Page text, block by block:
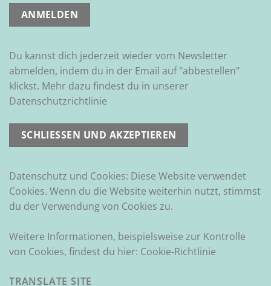
Du kannst dich jederzeit wieder vom Newsletter
abmelden, indem du in der Email auf "abbestellen"
klickst. Mehr dazu findest du in unserer
Datenschutzrichtlinie
Datenschutz und Cookies: Diese Website verwendet
Cookies. Wenn du die Website weiterhin nutzt, stimmst
du der Verwendung von Cookies zu.
Weitere Informationen, beispielsweise zur Kontrolle
von Cookies, findest du hier: Cookie-Richtlinie
TRANSLATE SITE